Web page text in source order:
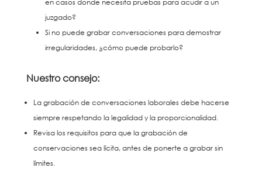
en casos donde necesita pruebas para acudir a un
juzgado?
Si no puede grabar conversaciones para demostrar
irregularidades, ¿cómo puede probarlo?
Nuestro consejo:
La grabación de conversaciones laborales debe hacerse
siempre respetando la legalidad y la proporcionalidad.
Revisa los requisitos para que la grabación de
conservaciones sea lícita, antes de ponerte a grabar sin
límites.